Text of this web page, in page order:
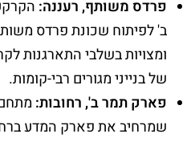
פרדס משותף, רעננה:
ב' לפיתוח שכונת פרדס
ומצויות בשלבי התארגנות
של בנייני מגורים רבי-קומות.
פארק תמר ב', רחובות:
שמרחיב את פארק המדע